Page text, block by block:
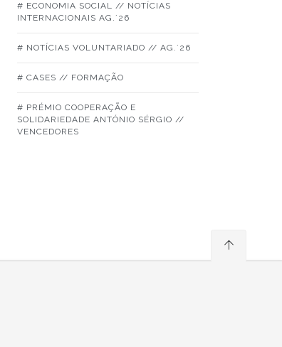
# ECONOMIA SOCIAL // NOTÍCIAS
INTERNACIONAIS AG.´26
# NOTÍCIAS VOLUNTARIADO // AG.´26
# CASES // FORMAÇÃO
# PRÉMIO COOPERAÇÃO E
SOLIDARIEDADE ANTÓNIO SÉRGIO //
VENCEDORES